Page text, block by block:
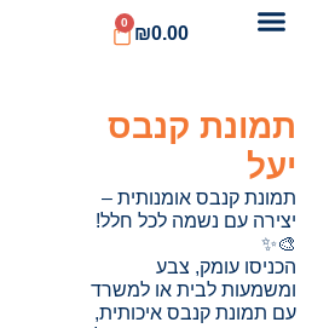
₪0.00
0
תמונת קנבס
יעל
תמונת קנבס אומנותית –
יצירה עם נשמה לכל חלל!
🎨✨
הכניסו עומק, צבע
ומשמעות לבית או למשרד
עם תמונת קנבס איכותית,